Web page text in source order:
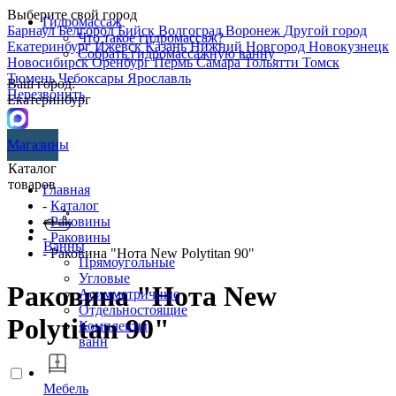
Выберите свой город
БарнаулБелгородБийск ВолгоградВоронеж Другой город
ЕкатеринбургИжевскКазаньНижний Новгород Новокузнецк
НовосибирскОренбургПермьСамараТольятти Томск
ТюменьЧебоксары Ярославль
Перезвонить
Гидромассаж
Что такое гидромассаж?
Собрать гидромассажную ванну
Ваш город:
Екатеринбург
Магазины
Каталог
товаров
Ванны
Прямоугольные
Угловые
Асимметричные
Отдельностоящие
Комплекты
ванн
Мебель
Главная
- Каталог
-Раковины
- Раковины
- Раковина "Нота New Polytitan 90"
Раковина "Нота New
Polytitan 90"